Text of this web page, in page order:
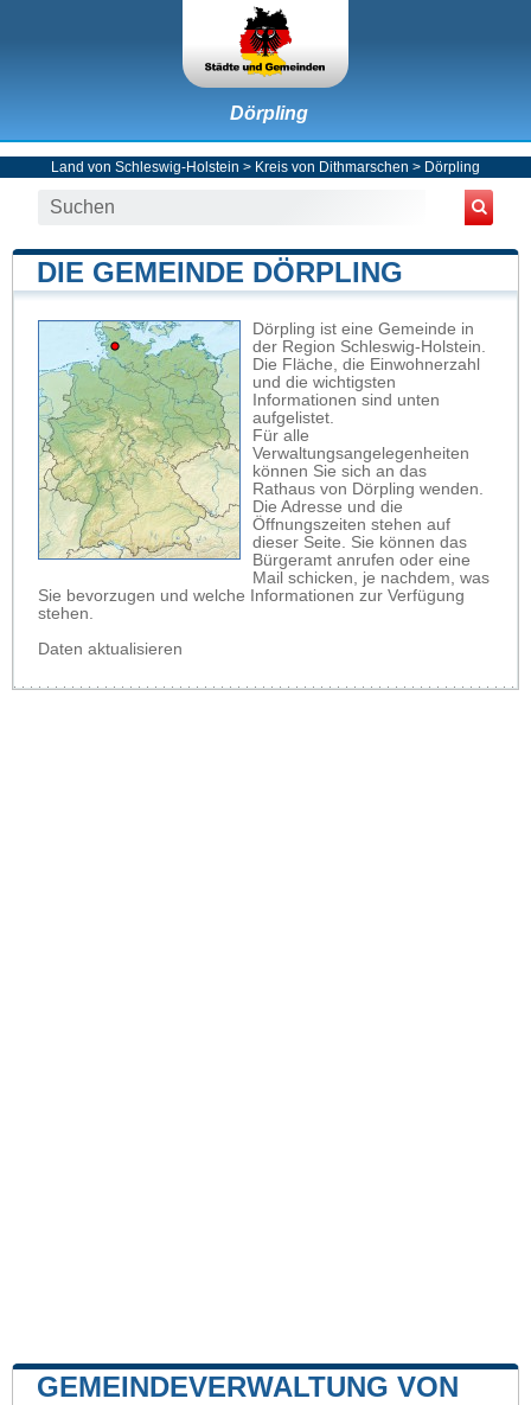
Dörpling
Land von Schleswig-Holstein > Kreis von Dithmarschen > Dörpling
DIE GEMEINDE DÖRPLING
Dörpling ist eine Gemeinde in
der Region Schleswig-Holstein.
Die Fläche, die Einwohnerzahl
und die wichtigsten
Informationen sind unten
aufgelistet.
Für alle
Verwaltungsangelegenheiten
können Sie sich an das
Rathaus von Dörpling wenden.
Die Adresse und die
Öffnungszeiten stehen auf
dieser Seite. Sie können das
Bürgeramt anrufen oder eine
Mail schicken, je nachdem, was
Sie bevorzugen und welche Informationen zur Verfügung
stehen.
Daten aktualisieren
GEMEINDEVERWALTUNG VON